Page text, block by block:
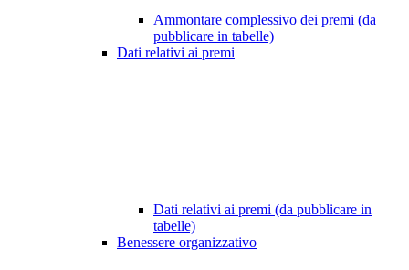
Ammontare complessivo dei premi (da
pubblicare in tabelle)
Dati relativi ai premi
Dati relativi ai premi (da pubblicare in
tabelle)
Benessere organizzativo